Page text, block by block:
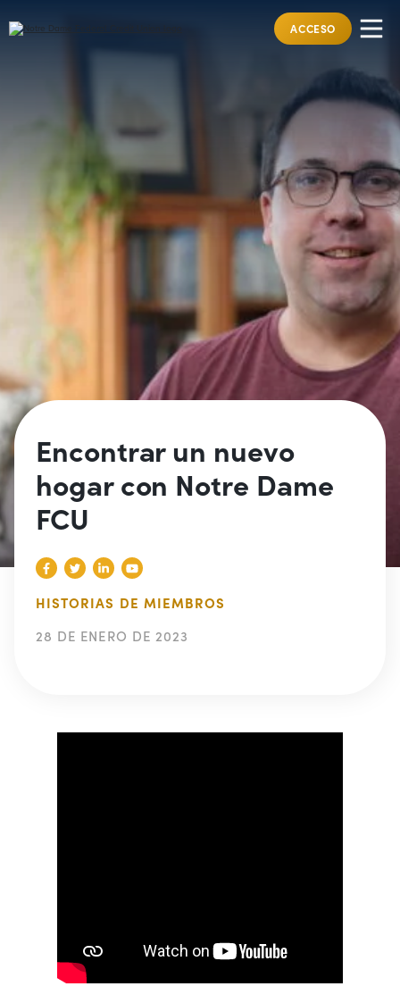
ACCESO
Encontrar un nuevo
hogar con Notre Dame
FCU
HISTORIAS DE MIEMBROS
28 DE ENERO DE 2023